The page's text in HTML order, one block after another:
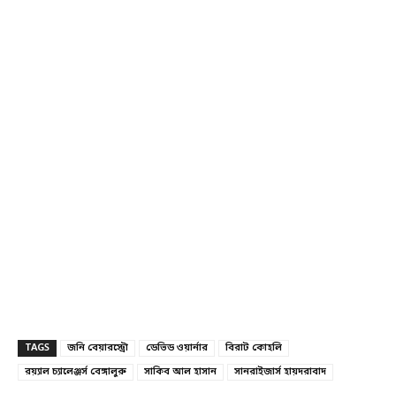
TAGS জনি বেয়ারস্ট্রো ডেভিড ওয়ার্নার
বিরাট কোহলি
রয়্যাল চ্যালেঞ্জর্স বেঙ্গালুরু
সাকিব আল হাসান সানরাইজার্স হায়দরাবাদ